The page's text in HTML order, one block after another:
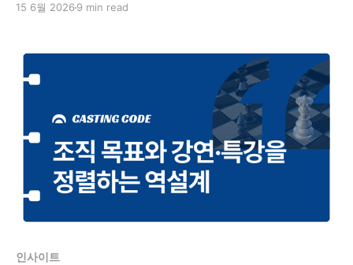
15 6월 2026 9 min read
인사이트